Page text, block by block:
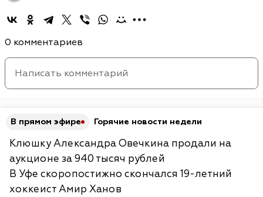
0 комментариев
В прямом эфире Горячие новости недели
Клюшку Александра Овечкина продали на
аукционе за 940 тысяч рублей
В Уфе скоропостижно скончался 19-летний
хоккеист Амир Ханов